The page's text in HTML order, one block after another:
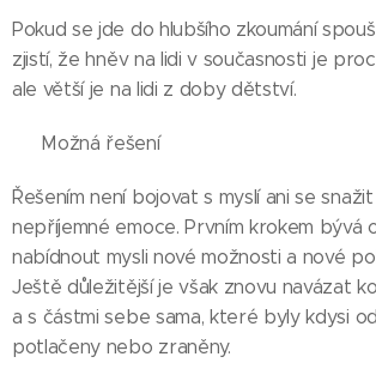
Pokud se jde do hlubšího zkoumání
zjistí, že hněv na lidi v současnosti je
ale větší je na lidi z doby dětství.
🍀 Možná řešení
Řešením není bojovat s myslí ani se
nepříjemné emoce. Prvním krokem bývá
nabídnout mysli nové možnosti a nové
Ještě důležitější je však znovu navázat
a s částmi sebe sama, které byly kdysi
potlačeny nebo zraněny.